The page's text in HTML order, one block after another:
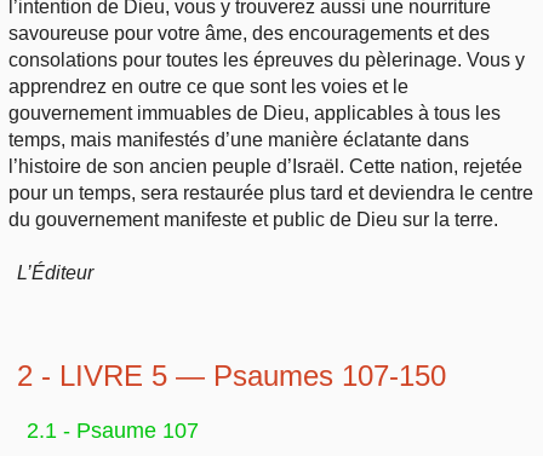
l’intention de Dieu, vous y trouverez aussi une nourriture
savoureuse pour votre âme, des encouragements et des
consolations pour toutes les épreuves du pèlerinage. Vous y
apprendrez en outre ce que sont les voies et le
gouvernement immuables de Dieu, applicables à tous les
temps, mais manifestés d’une manière éclatante dans
l’histoire de son ancien peuple d’Israël. Cette nation, rejetée
pour un temps, sera restaurée plus tard et deviendra le centre
du gouvernement manifeste et public de Dieu sur la terre.
L’Éditeur
2 - LIVRE 5 — Psaumes 107-150
2.1 - Psaume 107